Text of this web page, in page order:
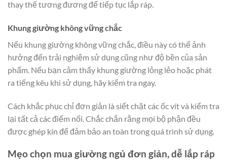
thay thế tương đương để tiếp tục lắp ráp.
Khung giường không vững chắc
Nếu khung giường không vững chắc, điều này có thể ảnh
hưởng đến trải nghiệm sử dụng cũng như độ bền của sản
phẩm. Nếu bạn cảm thấy khung giường lỏng lẻo hoặc phát
ra tiếng kêu khi sử dụng, hãy kiểm tra ngay.
Cách khắc phục chỉ đơn giản là siết chặt các ốc vít và kiểm tra
lại tất cả các điểm nối. Chắc chắn rằng mọi bộ phận đều
được ghép kín để đảm bảo an toàn trong quá trình sử dụng.
Mẹo chọn mua giường ngủ đơn giản, dễ lắp ráp